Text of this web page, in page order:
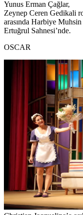
Yunus Erman Çağlar,
Zeynep Ceren Gedikali
arasında Harbiye Muhsin
Ertuğrul Sahnesi’nde.
OSCAR